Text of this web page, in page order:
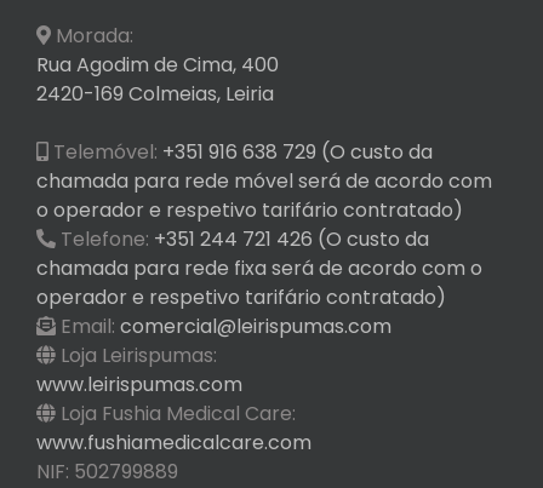
Morada:
Rua Agodim de Cima, 400
2420-169 Colmeias, Leiria
Telemóvel: +351 916 638 729 (O custo da
chamada para rede móvel será de acordo com
o operador e respetivo tarifário contratado)
Telefone: +351 244 721 426 (O custo da
chamada para rede fixa será de acordo com o
operador e respetivo tarifário contratado)
Email: comercial@leirispumas.com
Loja Leirispumas:
www.leirispumas.com
Loja Fushia Medical Care:
www.fushiamedicalcare.com
NIF: 502799889